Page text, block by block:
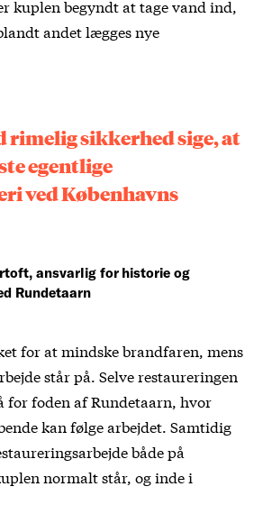
kuplen begyndt at tage vand ind,
andet lægges nye
rimelig sikkerhed sige, at
egentlige
ved Københavns
ansvarlig for historie og
Rundetaarn
for at mindske brandfaren, mens
står på. Selve restaureringen
for foden af Rundetaarn, hvor
kan følge arbejdet. Samtidig
både på
normalt står, og inde i